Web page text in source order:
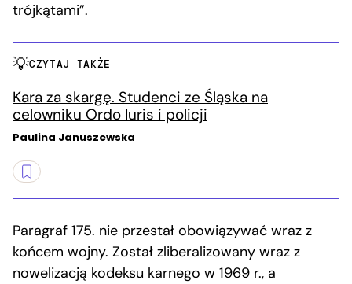
trójkątami”.
CZYTAJ TAKŻE
Kara za skargę. Studenci ze Śląska na
celowniku Ordo Iuris i policji
Paulina Januszewska
Paragraf 175. nie przestał obowiązywać wraz z
końcem wojny. Został zliberalizowany wraz z
nowelizacją kodeksu karnego w 1969 r., a